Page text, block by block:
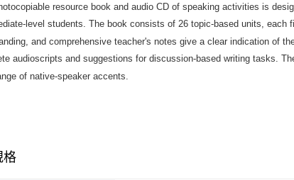
resource book and audio CD of speaking activities is
level students. The book consists of 26 topic-based units,
and comprehensive teacher's notes give a clear indication of
audioscripts and suggestions for discussion-based writing tasks.
of native-speaker accents.
格